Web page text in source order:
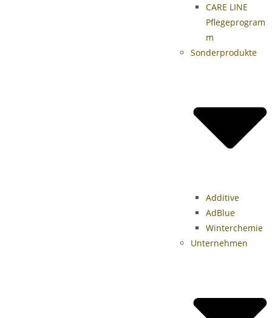
CARE LINE
Pflegeprogram
m
Sonderprodukte
Additive
AdBlue
Winterchemie
Unternehmen